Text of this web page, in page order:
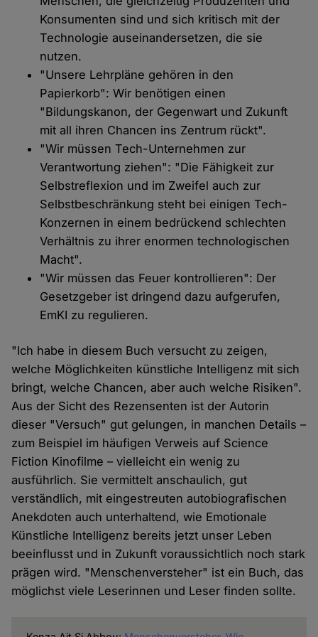
Konsumenten sind und sich kritisch mit der
Technologie auseinandersetzen, die sie
nutzen.
"Unsere Lehrpläne gehören in den
Papierkorb": Wir benötigen einen
"Bildungskanon, der Gegenwart und Zukunft
mit all ihren Chancen ins Zentrum rückt".
"Wir müssen Tech-Unternehmen zur
Verantwortung ziehen": "Die Fähigkeit zur
Selbstreflexion und im Zweifel auch zur
Selbstbeschränkung steht bei einigen Tech-
Konzernen in einem bedrückend schlechten
Verhältnis zu ihrer enormen technologischen
Macht".
"Wir müssen das Feuer kontrollieren": Der
Gesetzgeber ist dringend dazu aufgerufen,
EmKI zu regulieren.
"Ich habe in diesem Buch versucht zu zeigen,
welche Möglichkeiten künstliche Intelligenz mit sich
bringt, welche Chancen, aber auch welche Risiken".
Aus der Sicht des Rezensenten ist der Autorin
dieser "Versuch" gut gelungen, in manchen Details –
zum Beispiel im häufigen Verweis auf Science
Fiction Kinofilme – vielleicht ein wenig zu
ausführlich. Sie vermittelt anschaulich, gut
verständlich, mit eingestreuten autobiografischen
Anekdoten auch unterhaltend, wie Emotionale
Künstliche Intelligenz bereits jetzt unser Leben
beeinflusst und in Zukunft voraussichtlich noch stark
prägen wird. "Menschenversteher" ist ein Buch, das
möglichst viele Leserinnen und Leser finden sollte.